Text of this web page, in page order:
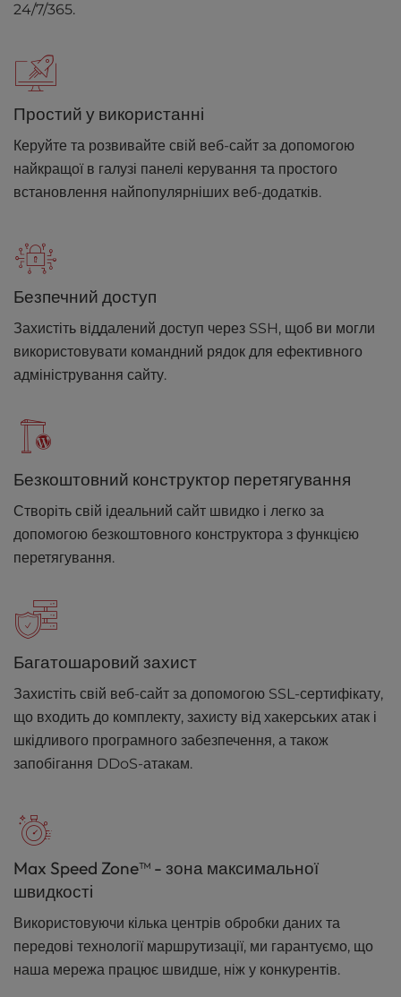
24/7/365.
Простий у використанні
Керуйте та розвивайте свій веб-сайт за допомогою
найкращої в галузі панелі керування та простого
встановлення найпопулярніших веб-додатків.
Безпечний доступ
Захистіть віддалений доступ через SSH, щоб ви могли
використовувати командний рядок для ефективного
адміністрування сайту.
Безкоштовний конструктор перетягування
Створіть свій ідеальний сайт швидко і легко за
допомогою безкоштовного конструктора з функцією
перетягування.
Багатошаровий захист
Захистіть свій веб-сайт за допомогою SSL-сертифікату,
що входить до комплекту, захисту від хакерських атак і
шкідливого програмного забезпечення, а також
запобігання DDoS-атакам.
Max Speed Zone™ - зона максимальної
швидкості
Використовуючи кілька центрів обробки даних та
передові технології маршрутизації, ми гарантуємо, що
наша мережа працює швидше, ніж у конкурентів.